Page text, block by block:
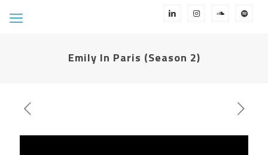
Emily In Paris (Season 2)